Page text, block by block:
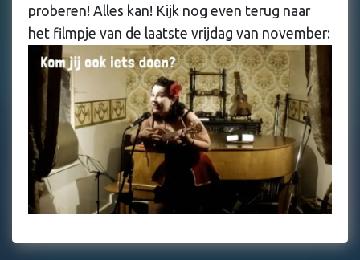
proberen! Alles kan! Kijk nog even terug naar
het filmpje van de laatste vrijdag van november: